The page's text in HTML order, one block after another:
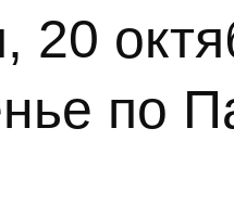
20
по